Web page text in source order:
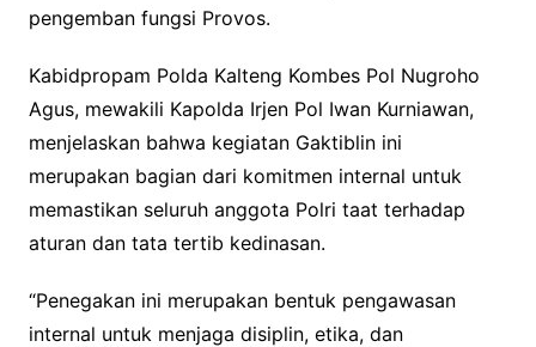
pengemban fungsi Provos.
Kabidpropam Polda Kalteng Kombes Pol Nugroho
Agus, mewakili Kapolda Irjen Pol Iwan Kurniawan,
menjelaskan bahwa kegiatan Gaktiblin ini
merupakan bagian dari komitmen internal untuk
memastikan seluruh anggota Polri taat terhadap
aturan dan tata tertib kedinasan.
“Penegakan ini merupakan bentuk pengawasan
internal untuk menjaga disiplin, etika, dan